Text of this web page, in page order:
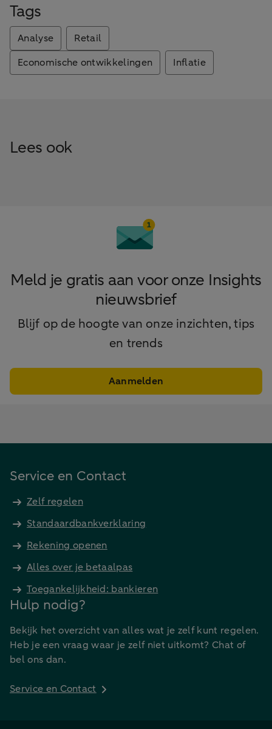
Tags
Analyse
Retail
Economische ontwikkelingen
Inflatie
Lees ook
Meld je gratis aan voor onze Insights
nieuwsbrief
Blijf op de hoogte van onze inzichten, tips
en trends
Aanmelden
Service en Contact
Zelf regelen
Standaardbankverklaring
Rekening openen
Alles over je betaalpas
Toegankelijkheid: bankieren
Hulp nodig?
Bekijk het overzicht van alles wat je zelf kunt regelen.
Heb je een vraag waar je zelf niet uitkomt? Chat of
bel ons dan.
Service en Contact